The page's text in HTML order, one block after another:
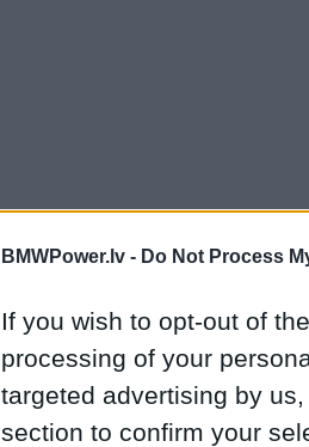
BMWPower.lv - Do Not Process
If you wish to opt-out of
processing of your
targeted advertising by
section to confirm your